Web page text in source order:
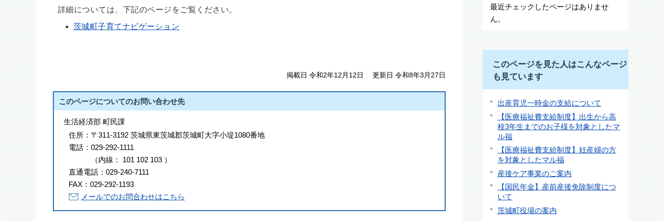
詳細については、下記のページをご覧ください。
茨城町子育てナビゲーション
掲載日 令和2年12月12日 更新日 令和8年3月27日
このページについてのお問い合わせ先
生活経済部 町民課
住所： 〒311-3192 茨城県東茨城郡茨城町大字小堤1080番地
電話： 029-292-1111
（内線 ： 101 102 103 ）
直通電話： 029-240-7111
FAX： 029-292-1193
メールでのお問合わせはこちら
最近チェックしたページはありませ
ん。
このページを見た人はこんなページ
も見ています
出産育児一時金の支給について
【医療福祉費支給制度】出生から高
校3年生までのお子様を対象としたマ
ル福
【医療福祉費支給制度】妊産婦の方
を対象としたマル福
産後ケア事業のご案内
【国民年金】産前産後免除制度につ
いて
茨城町役場の案内